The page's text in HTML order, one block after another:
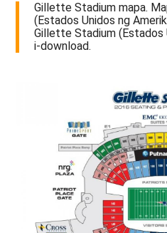
Gillette Stadium mapa.
(Estados Unidos ng
Gillette Stadium (Estados
i-download.